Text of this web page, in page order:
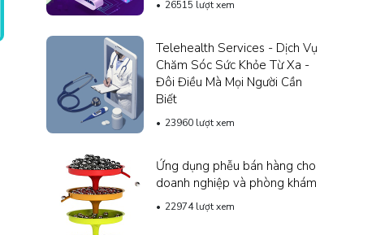
26515 lượt xem
Telehealth Services - Dịch Vụ
Chăm Sóc Sức Khỏe Từ Xa -
Đôi Điều Mà Mọi Người Cần
Biết
23960 lượt xem
Ứng dụng phễu bán hàng cho
doanh nghiệp và phòng khám
22974 lượt xem